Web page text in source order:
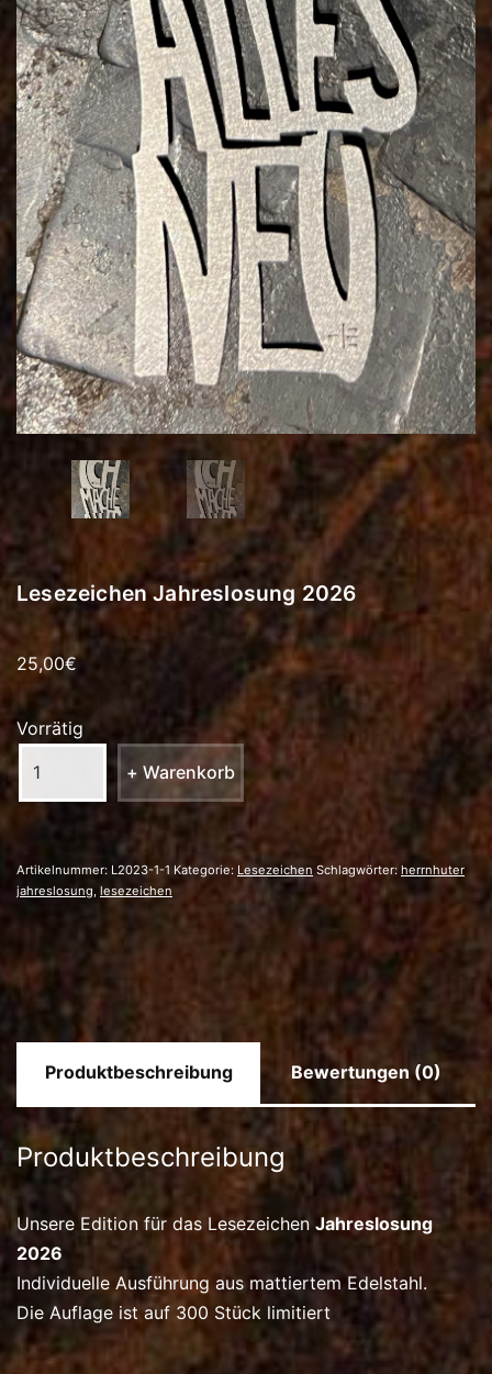
Lesezeichen Jahreslosung 2026
25,00€
Vorrätig
Lesezeichen
2026
+ Warenkorb
Artikelnummer: L2023-1-1 Kategorie: Lesezeichen Schlagwörter: herrnhuter
jahreslosung, lesezeichen
Produktbeschreibung Bewertungen (0)
Produktbeschreibung
Unsere Edition für das Lesezeichen Jahreslosung
2026
Individuelle Ausführung aus mattiertem Edelstahl.
Die Auflage ist auf 300 Stück limitiert